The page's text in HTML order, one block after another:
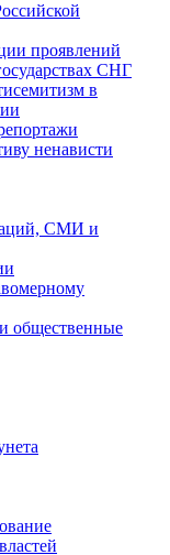
проявлений
СНГ
в
ненависти
СМИ и
общественные